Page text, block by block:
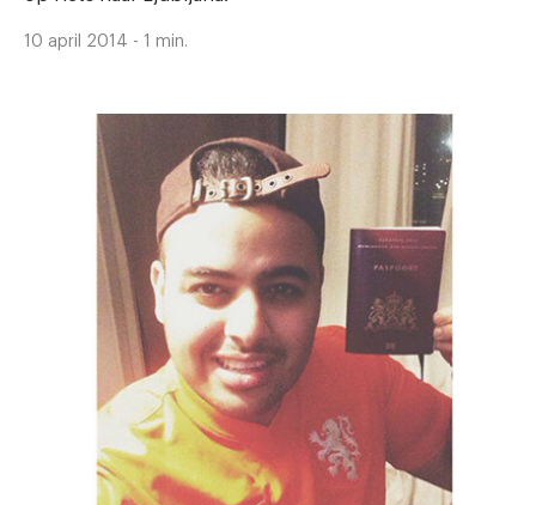
10 april 2014 - 1 min.